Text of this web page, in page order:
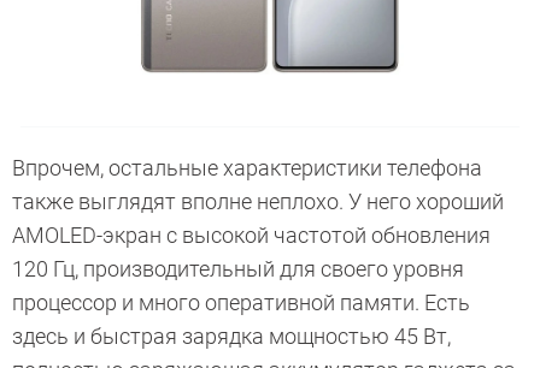
Впрочем, остальные характеристики телефона
также выглядят вполне неплохо. У него хороший
AMOLED-экран с высокой частотой обновления
120 Гц, производительный для своего уровня
процессор и много оперативной памяти. Есть
здесь и быстрая зарядка мощностью 45 Вт,